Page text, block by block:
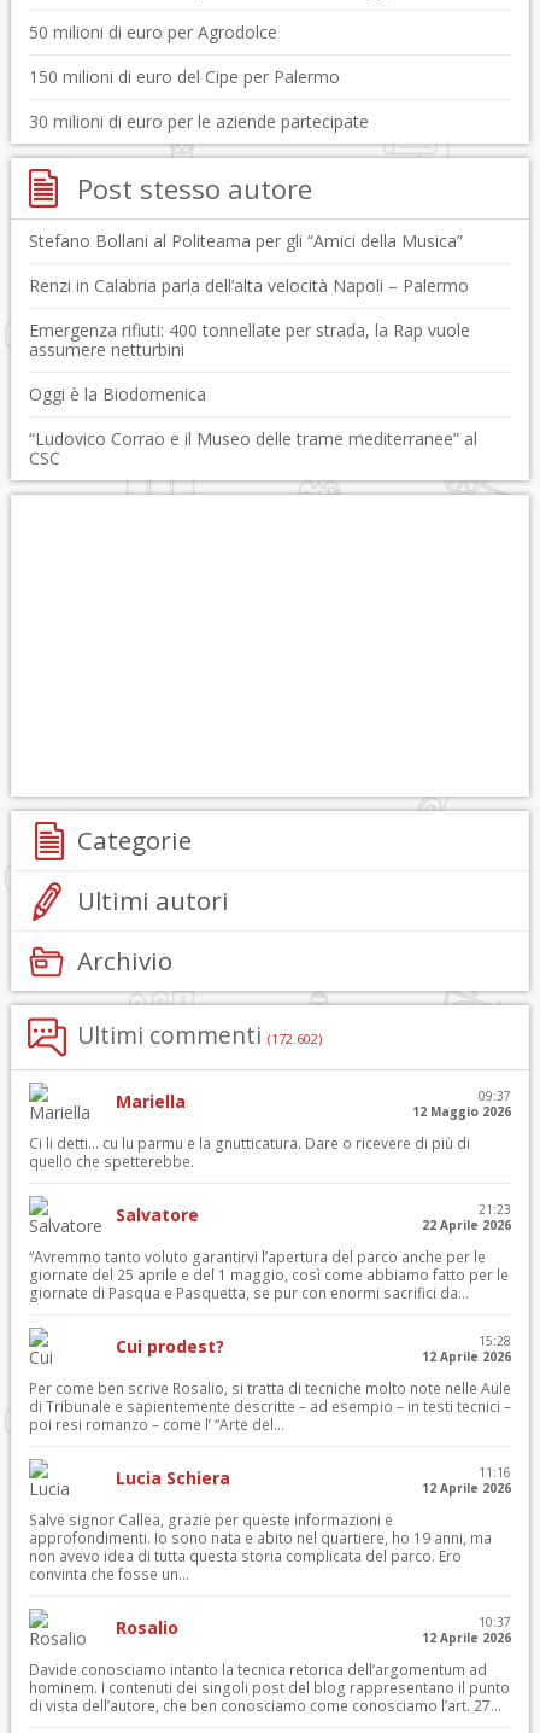
50 milioni di euro per Agrodolce
150 milioni di euro del Cipe per Palermo
30 milioni di euro per le aziende partecipate
Post stesso autore
Stefano Bollani al Politeama per gli “Amici della Musica”
Renzi in Calabria parla dell’alta velocità Napoli – Palermo
Emergenza rifiuti: 400 tonnellate per strada, la Rap vuole
assumere netturbini
Oggi è la Biodomenica
“Ludovico Corrao e il Museo delle trame mediterranee” al
CSC
Categorie
Ultimi autori
Archivio
Ultimi commenti (172.602)
Mariella
09:37
12 Maggio 2026
Ci li detti… cu lu parmu e la gnutticatura. Dare o ricevere di più di
quello che spetterebbe.
Salvatore
21:23
22 Aprile 2026
“Avremmo tanto voluto garantirvi l’apertura del parco anche per le
giornate del 25 aprile e del 1 maggio, così come abbiamo fatto per le
giornate di Pasqua e Pasquetta, se pur con enormi sacrifici da...
Cui prodest?
15:28
12 Aprile 2026
Per come ben scrive Rosalio, si tratta di tecniche molto note nelle Aule
di Tribunale e sapientemente descritte – ad esempio – in testi tecnici –
poi resi romanzo – come l’ “Arte del...
Lucia Schiera
11:16
12 Aprile 2026
Salve signor Callea, grazie per queste informazioni e
approfondimenti. Io sono nata e abito nel quartiere, ho 19 anni, ma
non avevo idea di tutta questa storia complicata del parco. Ero
convinta che fosse un...
Rosalio
10:37
12 Aprile 2026
Davide conosciamo intanto la tecnica retorica dell’argomentum ad
hominem. I contenuti dei singoli post del blog rappresentano il punto
di vista dell’autore, che ben conosciamo come conosciamo l’art. 27...